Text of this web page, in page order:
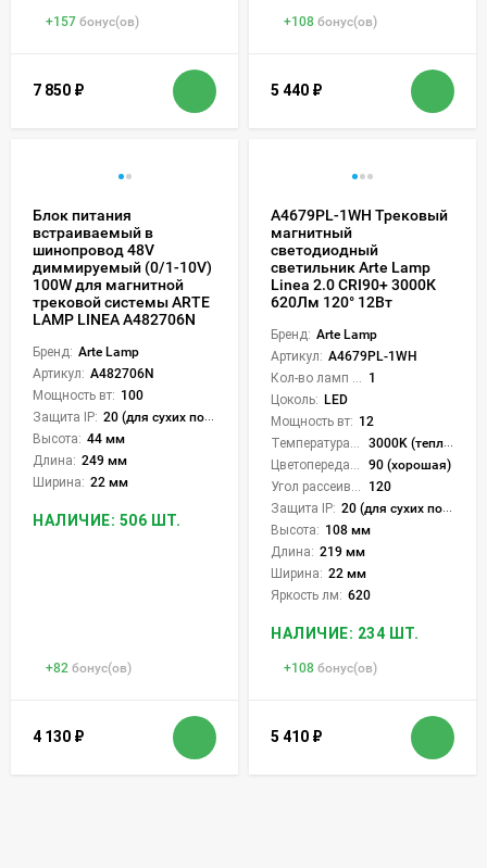
+157 бонус(ов)
7 850 ₽
+108 бонус(ов)
5 440 ₽
Блок питания
встраиваемый в
шинопровод 48V
диммируемый (0/1-10V)
100W для магнитной
трековой системы ARTE
LAMP LINEA A482706N
Бренд: Arte Lamp
Артикул: A482706N
Мощность вт: 100
Защита IP: 20 (для сухих пом.)
Высота: 44 мм
Длина: 249 мм
Ширина: 22 мм
НАЛИЧИЕ: 506 ШТ.
+82 бонус(ов)
4 130 ₽
A4679PL-1WH Трековый
магнитный
светодиодный
светильник Arte Lamp
Linea 2.0 CRI90+ 3000К
620Лм 120° 12Вт
Бренд: Arte Lamp
Артикул: A4679PL-1WH
1
Цоколь: LED
Мощность вт: 12
3000K (теплый)
90 (хорошая)
120
Защита IP: 20 (для сухих пом.)
Высота: 108 мм
Длина: 219 мм
Ширина: 22 мм
Яркость лм: 620
НАЛИЧИЕ: 234 ШТ.
+108 бонус(ов)
5 410 ₽